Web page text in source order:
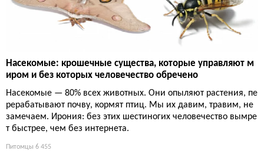
Насекомые: крошечные существа, которые управляют м
иром и без которых человечество обречено
Насекомые — 80% всех животных. Они опыляют растения, пе
рерабатывают почву, кормят птиц. Мы их давим, травим, не
замечаем. Ирония: без этих шестиногих человечество вымре
т быстрее, чем без интернета.
Питомцы 6 455